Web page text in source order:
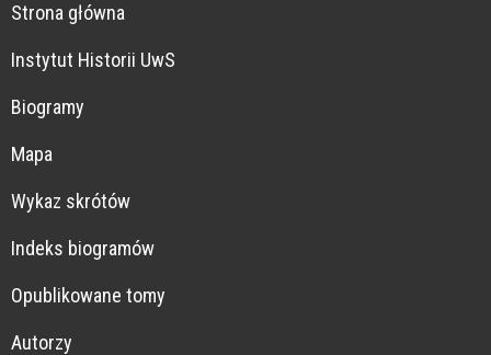
Strona główna
Instytut Historii UwS
Biogramy
Mapa
Wykaz skrótów
Indeks biogramów
Opublikowane tomy
Autorzy